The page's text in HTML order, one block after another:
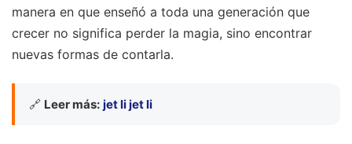
manera en que enseñó a toda una generación que
crecer no significa perder la magia, sino encontrar
nuevas formas de contarla.
🔗 Leer más: jet li jet li